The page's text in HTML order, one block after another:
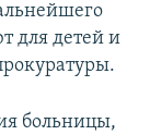
для детей и
больницы,